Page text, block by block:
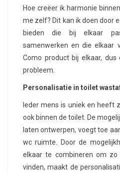
Hoe creëer ik harmonie
me zelf? Dit kan ik doen door
bieden die bij elkaar
samenwerken en die elkaar
Como product bij elkaar,
probleem.
Personalisatie in toilet
Ieder mens is uniek en heeft
ook binnen de toilet. De
laten ontwerpen, voegt toe
wc ruimte. Door de
elkaar te combineren om
vinden, maakt de